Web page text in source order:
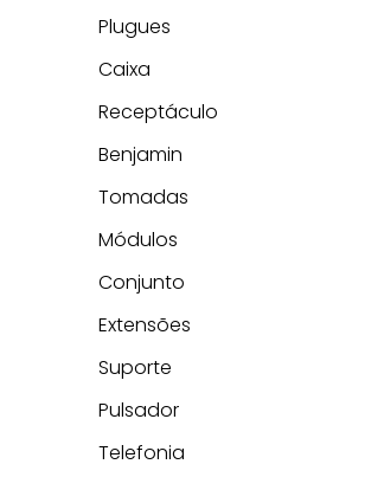
Plugues
Caixa
Receptáculo
Benjamin
Tomadas
Módulos
Conjunto
Extensões
Suporte
Pulsador
Telefonia